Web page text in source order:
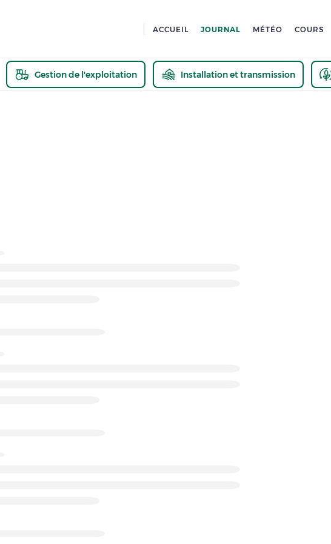
ACCUEIL JOURNAL MÉTÉO COURS
Gestion de l'exploitation Installation et transmission